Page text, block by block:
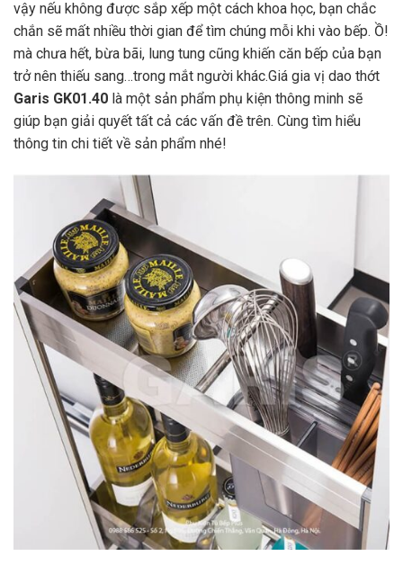
vậy nếu không được sắp xếp một cách khoa học, bạn chắc
chắn sẽ mất nhiều thời gian để tìm chúng mỗi khi vào bếp. Ồ!
mà chưa hết, bừa bãi, lung tung cũng khiến căn bếp của bạn
trở nên thiếu sang…trong mắt người khác.Giá gia vị dao thớt
Garis GK01.40 là một sản phẩm phụ kiện thông minh sẽ
giúp bạn giải quyết tất cả các vấn đề trên. Cùng tìm hiểu
thông tin chi tiết về sản phẩm nhé!